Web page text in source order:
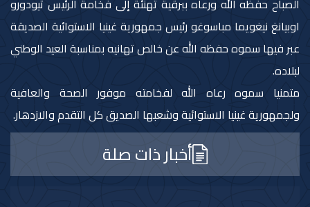
الصباح حفظه الله ورعاه ببرقية تهنئة إلى فخامة الرئيس تيودورو
اوبيانغ نيغويما مباسوغو رئيس جمهورية غينيا الاستوائية الصديقة
عبر فيها سموه حفظه الله عن خالص تهانيه بمناسبة العيد الوطني
لبلاده.
متمنيا سموه رعاه الله لفخامته موفور الصحة والعافية
ولجمهورية غينيا الاستوائية وشعبها الصديق كل التقدم والازدهار.
أخبار ذات صلة